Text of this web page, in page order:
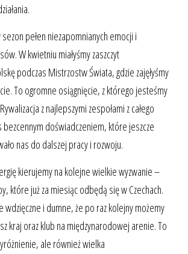
pełen niezapomnianych emocji i
W kwietniu miałyśmy zaszczyt
podczas Mistrzostw Świata, gdzie zajęłyśmy
To ogromne osiągnięcie, z którego jesteśmy
z najlepszymi zespołami z całego
bezcennym doświadczeniem, które jeszcze
nas do dalszej pracy i rozwoju.
kierujemy na kolejne wielkie wyzwanie –
które już za miesiąc odbędą się w Czechach.
wdzięczne i dumne, że po raz kolejny możemy
kraj oraz klub na międzynarodowej arenie. To
ale również wielka